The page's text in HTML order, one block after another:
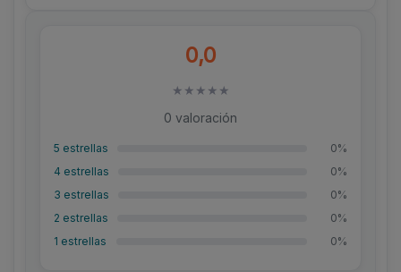
0,0
★ ★ ★ ★ ★
0 valoración
5 estrellas
0%
4 estrellas
0%
3 estrellas
0%
2 estrellas
0%
1 estrellas
0%